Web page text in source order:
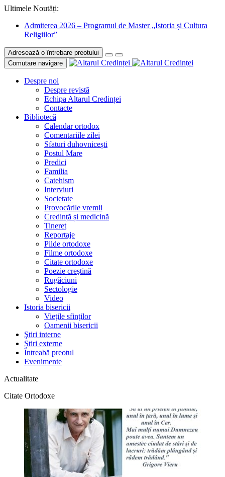
Ultimele Noutăți:
Admiterea 2026 – Programul de Master „Istoria și Cultura
Religiilor”
Adresează o întrebare preotului
Comutare navigare
Despre noi
Despre revistă
Echipa Altarul Credinței
Contacte
Bibliotecă
Calendar ortodox
Comentariile zilei
Sfaturi duhovnicești
Postul Mare
Predici
Familia
Catehism
Interviuri
Societate
Provocările vremii
Credință și medicină
Tineret
Reportaje
Pilde ortodoxe
Filme ortodoxe
Citate ortodoxe
Poezie creştină
Rugăciuni
Sectologie
Video
Istoria bisericii
Vieţile sfinţilor
Oamenii bisericii
Ştiri interne
Știri externe
Întreabă preotul
Evenimente
Actualitate
Citate Ortodoxe